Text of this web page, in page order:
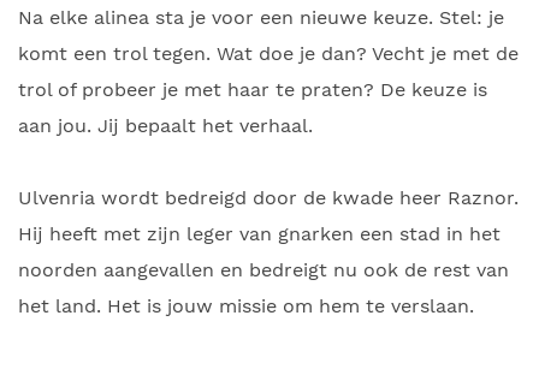
Na elke alinea sta je voor een nieuwe keuze. Stel: je
komt een trol tegen. Wat doe je dan? Vecht je met de
trol of probeer je met haar te praten? De keuze is
aan jou. Jij bepaalt het verhaal.
Ulvenria wordt bedreigd door de kwade heer Raznor.
Hij heeft met zijn leger van gnarken een stad in het
noorden aangevallen en bedreigt nu ook de rest van
het land. Het is jouw missie om hem te verslaan.